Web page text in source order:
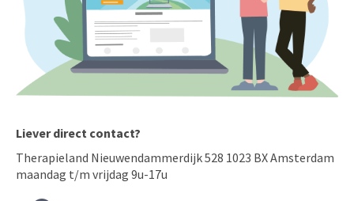
Liever direct contact?
Therapieland Nieuwendammerdijk 528 1023 BX Amsterdam
maandag t/m vrijdag 9u-17u